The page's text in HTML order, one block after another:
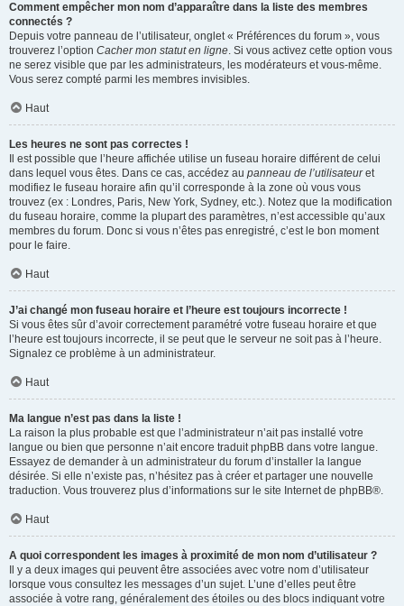
Comment empêcher mon nom d’apparaître dans la liste des membres
connectés ?
Depuis votre panneau de l’utilisateur, onglet « Préférences du forum », vous
trouverez l’option Cacher mon statut en ligne. Si vous activez cette option vous
ne serez visible que par les administrateurs, les modérateurs et vous-même.
Vous serez compté parmi les membres invisibles.
Haut
Les heures ne sont pas correctes !
Il est possible que l’heure affichée utilise un fuseau horaire différent de celui
dans lequel vous êtes. Dans ce cas, accédez au panneau de l’utilisateuret
modifiez le fuseau horaire afin qu’il corresponde à la zone où vous vous
trouvez (ex : Londres, Paris, New York, Sydney, etc.). Notez que la modification
du fuseau horaire, comme la plupart des paramètres, n’est accessible qu’aux
membres du forum. Donc si vous n’êtes pas enregistré, c’est le bon moment
pour le faire.
Haut
J’ai changé mon fuseau horaire et l’heure est toujours incorrecte !
Si vous êtes sûr d’avoir correctement paramétré votre fuseau horaire et que
l’heure est toujours incorrecte, il se peut que le serveur ne soit pas à l’heure.
Signalez ce problème à un administrateur.
Haut
Ma langue n’est pas dans la liste !
La raison la plus probable est que l’administrateur n’ait pas installé votre
langue ou bien que personne n’ait encore traduit phpBB dans votre langue.
Essayez de demander à un administrateur du forum d’installer la langue
désirée. Si elle n’existe pas, n’hésitez pas à créer et partager une nouvelle
traduction. Vous trouverez plus d’informations sur le site Internet de phpBB®.
Haut
A quoi correspondent les images à proximité de mon nom d’utilisateur ?
Il y a deux images qui peuvent être associées avec votre nom d’utilisateur
lorsque vous consultez les messages d’un sujet. L’une d’elles peut être
associée à votre rang, généralement des étoiles ou des blocs indiquant votre